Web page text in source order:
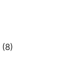
(8)